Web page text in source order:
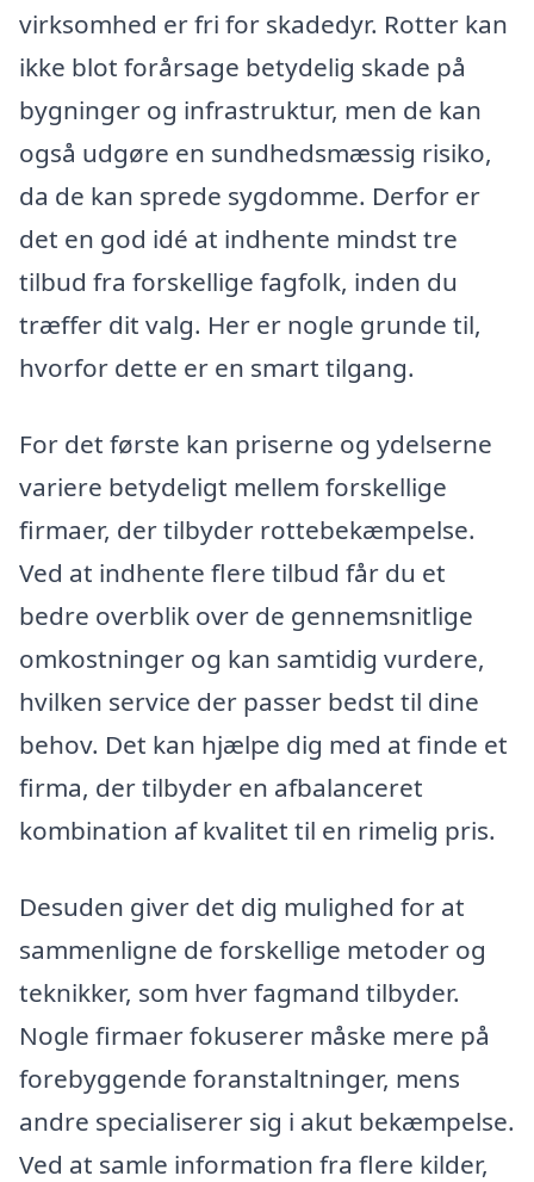
virksomhed er fri for skadedyr. Rotter kan
ikke blot forårsage betydelig skade på
bygninger og infrastruktur, men de kan
også udgøre en sundhedsmæssig risiko,
da de kan sprede sygdomme. Derfor er
det en god idé at indhente mindst tre
tilbud fra forskellige fagfolk, inden du
træffer dit valg. Her er nogle grunde til,
hvorfor dette er en smart tilgang.
For det første kan priserne og ydelserne
variere betydeligt mellem forskellige
firmaer, der tilbyder rottebekæmpelse.
Ved at indhente flere tilbud får du et
bedre overblik over de gennemsnitlige
omkostninger og kan samtidig vurdere,
hvilken service der passer bedst til dine
behov. Det kan hjælpe dig med at finde et
firma, der tilbyder en afbalanceret
kombination af kvalitet til en rimelig pris.
Desuden giver det dig mulighed for at
sammenligne de forskellige metoder og
teknikker, som hver fagmand tilbyder.
Nogle firmaer fokuserer måske mere på
forebyggende foranstaltninger, mens
andre specialiserer sig i akut bekæmpelse.
Ved at samle information fra flere kilder,